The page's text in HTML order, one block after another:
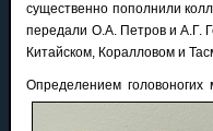
существенно пополнили
передали О.А. Петров и А.Г.
Китайском, Коралловом и
Определением